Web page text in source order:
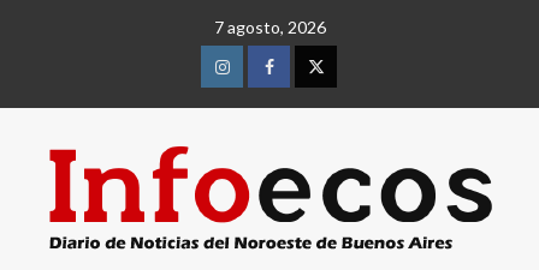
7 agosto, 2026
InstagramFacebookTwitter